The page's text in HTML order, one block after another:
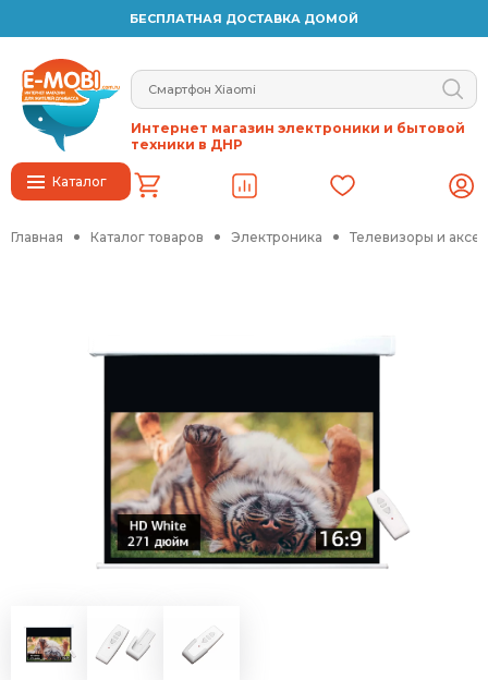
БЕСПЛАТНАЯ ДОСТАВКА ДОМОЙ
Каталог
Интернет магазин электроники и бытовой
техники в ДНР
Главная Каталог товаров Электроника Телевизоры и